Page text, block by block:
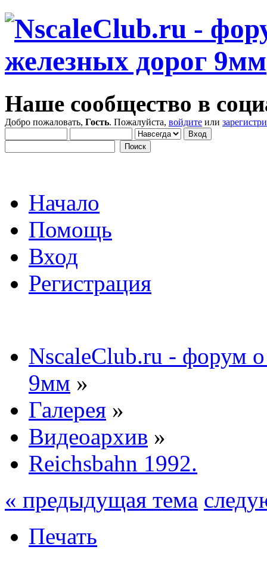
Наше сообщество в
Добро пожаловать, Гость. Пожалуйста, войдите или
Начало
Помощь
Вход
Регистрация
NscaleClub.ru - форум
9мм »
Галерея »
Видеоархив »
Reichsbahn 1992.
« предыдущая тема
Печать